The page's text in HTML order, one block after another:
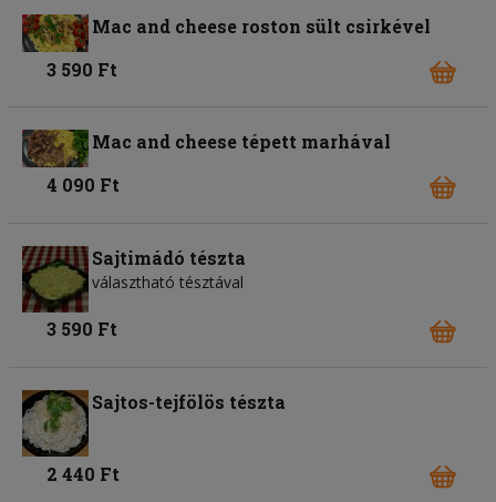
Mac and cheese roston sült csirkével
3 590 Ft
Mac and cheese tépett marhával
4 090 Ft
Sajtimádó tészta
választható tésztával
3 590 Ft
Sajtos-tejfölös tészta
2 440 Ft